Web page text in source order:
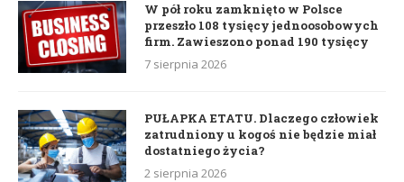
W pół roku zamknięto w Polsce
przeszło 108 tysięcy jednoosobowych
firm. Zawieszono ponad 190 tysięcy
7 sierpnia 2026
PUŁAPKA ETATU. Dlaczego człowiek
zatrudniony u kogoś nie będzie miał
dostatniego życia?
2 sierpnia 2026